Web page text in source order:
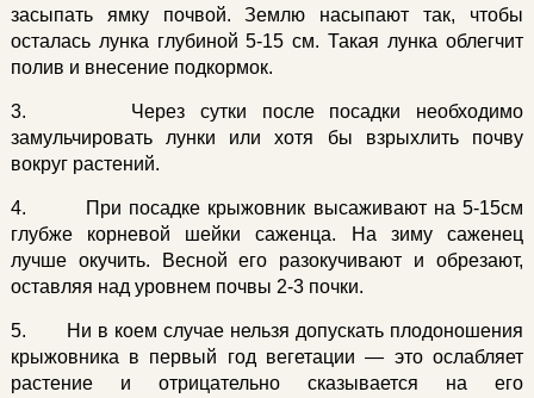
засыпать ямку почвой. Землю насыпают так, чтобы
осталась лунка глубиной 5-15 см. Такая лунка облегчит
полив и внесение подкормок.
3. Через сутки после посадки необходимо
замульчировать лунки или хотя бы взрыхлить почву
вокруг растений.
4. При посадке крыжовник высаживают на 5-15см
глубже корневой шейки саженца. На зиму саженец
лучше окучить. Весной его разокучивают и обрезают,
оставляя над уровнем почвы 2-3 почки.
5. Ни в коем случае нельзя допускать плодоношения
крыжовника в первый год вегетации — это ослабляет
растение и отрицательно сказывается на его